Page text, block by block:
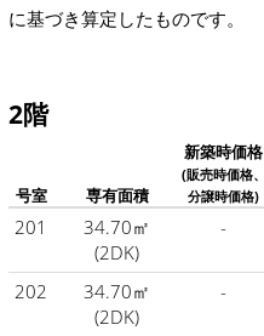
に基づき算定したものです。
2階
号室 専有面積
新築時価格
(販売時価格、
分譲時価格)
201
34.70㎡
(2DK)
-
202
34.70㎡
(2DK)
-